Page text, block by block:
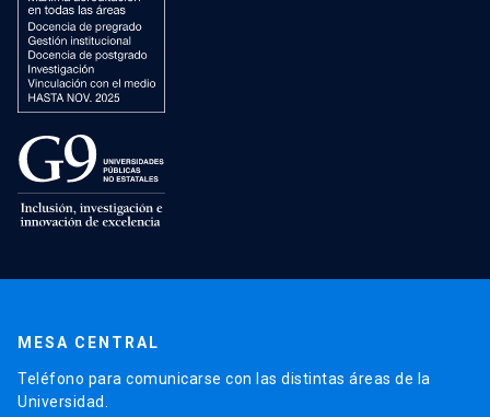
MESA CENTRAL
Teléfono para comunicarse con las distintas áreas de la
Universidad.